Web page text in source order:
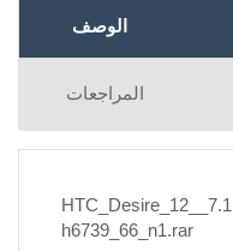
الوصف
المراجعات
h6739_66_n1.rar